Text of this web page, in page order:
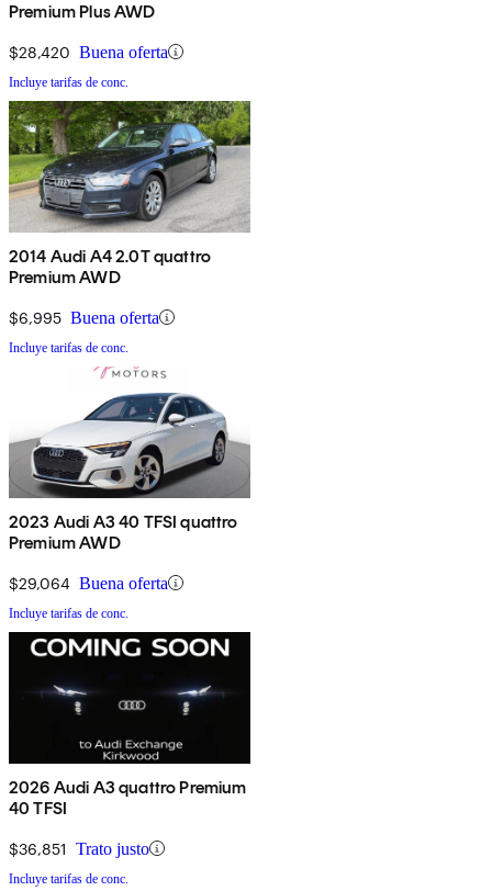
Premium Plus AWD
$28,420 Buena oferta
Incluye tarifas de conc.
2014 Audi A4 2.0T quattro
Premium AWD
$6,995 Buena oferta
Incluye tarifas de conc.
2023 Audi A3 40 TFSI quattro
Premium AWD
$29,064 Buena oferta
Incluye tarifas de conc.
2026 Audi A3 quattro Premium
40 TFSI
$36,851 Trato justo
Incluye tarifas de conc.